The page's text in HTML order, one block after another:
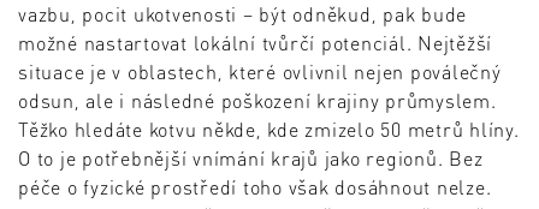
vazbu, pocit ukotvenosti – být odněkud, pak bude
možné nastartovat lokální tvůrčí potenciál. Nejtěžší
situace je v oblastech, které ovlivnil nejen poválečný
odsun, ale i následné poškození krajiny průmyslem.
Těžko hledáte kotvu někde, kde zmizelo 50 metrů hlíny.
O to je potřebnější vnímání krajů jako regionů. Bez
péče o fyzické prostředí toho však dosáhnout nelze.